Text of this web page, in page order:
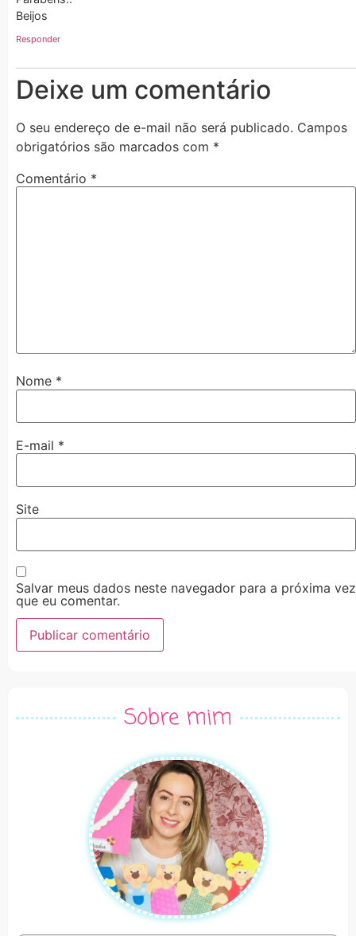
Beijos
Responder
Deixe um comentário
O seu endereço de e-mail não será publicado. Campos
obrigatórios são marcados com *
Comentário *
Nome *
E-mail *
Site
Salvar meus dados neste navegador para a próxima vez
que eu comentar.
Sobre mim